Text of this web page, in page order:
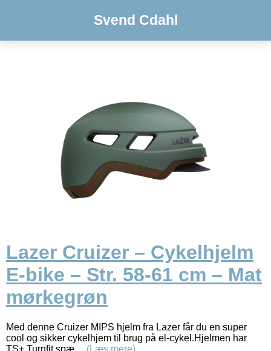
Svend Cdahl
Lazer Cruizer – Cykelhjelm
E-bike – Str. 58-61 cm – Mat
mørkegrøn
Med denne Cruizer MIPS hjelm fra Lazer får du en super
cool og sikker cykelhjem til brug på el-cykel.Hjelmen har
TS+ Turnfit spæ… (Læs mere)